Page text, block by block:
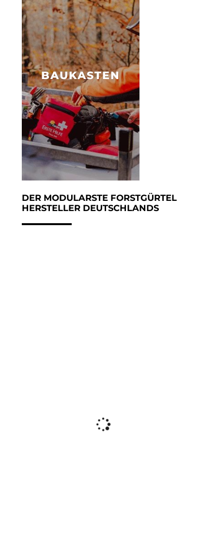
BAUKASTEN
DER MODULARSTE FORSTGÜRTEL
HERSTELLER DEUTSCHLANDS